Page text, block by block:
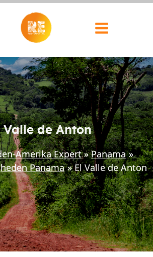
Valle de Anton
Amerika Expert
Panama
Panama
El Valle de Anton